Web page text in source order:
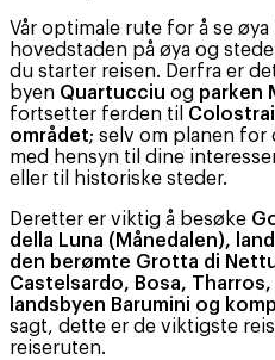
Vår optimale rute for å se
hovedstaden på øya og
du starter reisen. Derfra er
byen Quartucciu og parken
fortsetter ferden til
området; selv om planen for
med hensyn til dine
eller til historiske steder.
Deretter er viktig å besøke
della Luna (Månedalen),
den berømte Grotta di
Castelsardo, Bosa,
landsbyen Barumini og
sagt, dette er de viktigste
reiseruten.